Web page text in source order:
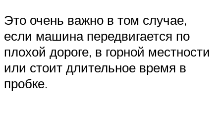
Это очень важно в том случае,
если машина передвигается по
плохой дороге, в горной местности
или стоит длительное время в
пробке.